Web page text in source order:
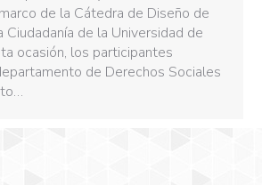
de la Cátedra de Diseño de
Ciudadanía de la Universidad de
ocasión, los participantes
de Derechos Sociales